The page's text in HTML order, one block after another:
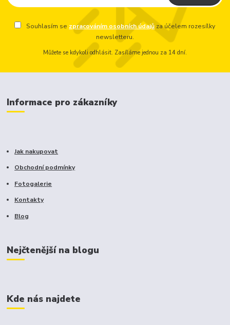
Souhlasím se zpracováním osobních údajů za účelem rozesílky
newsletteru.
Můžete se kdykoli odhlásit. Zasíláme jednou za 14 dní.
Informace pro zákazníky
Jak nakupovat
Obchodní podmínky
Fotogalerie
Kontakty
Blog
Nejčtenější na blogu
Kde nás najdete